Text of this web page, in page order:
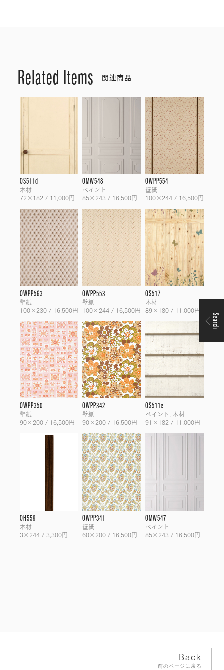
Related Items 関連商品
OS511d
木材
72×182 / 11,000円
OMW548
ペイント
85×243 / 16,500円
OWPP554
壁紙
100×244 / 16,500円
OWPP563
壁紙
100×230 / 16,500円
OWPP553
壁紙
100×244 / 16,500円
OS517
木材
89×180 / 11,000円
OWPP350
壁紙
90×200 / 16,500円
OWPP342
壁紙
90×200 / 16,500円
OS511e
ペイント, 木材
91×182 / 11,000円
OH559
木材
3×244 / 3,300円
OWPP341
壁紙
60×200 / 16,500円
OMW547
ペイント
85×243 / 16,500円
Back
前のページに戻る
Search